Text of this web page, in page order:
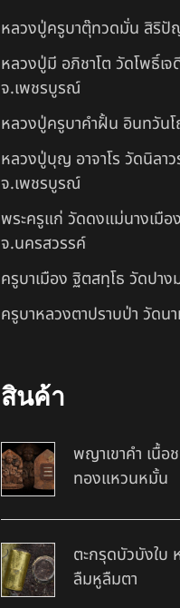
หลวงปู่ครูบาตุ๊ทวดมั่น สิริ
หลวงปู่มี อภิชาโต วัดโพธิ์เ
จ.เพชรบูรณ์
หลวงปู่ครูบาคำฝั้น อินทวัน
หลวงปู่บุญ อาจาโร วัดนิลา
จ.เพชรบูรณ์
พระครูแก่ วัดดงแม่นางเมื
จ.นครสวรรค์
ครูบาเมือง ฐิตสทฺโธ วัดปาง
ครูบาหลวงตาปราบป่า วัดน
สินค้า
พญาเขาคำ เนื้อ
ทองแหวนหมั้น
ตะกรุดบัวบังใบ
ลืมหูลืมตา